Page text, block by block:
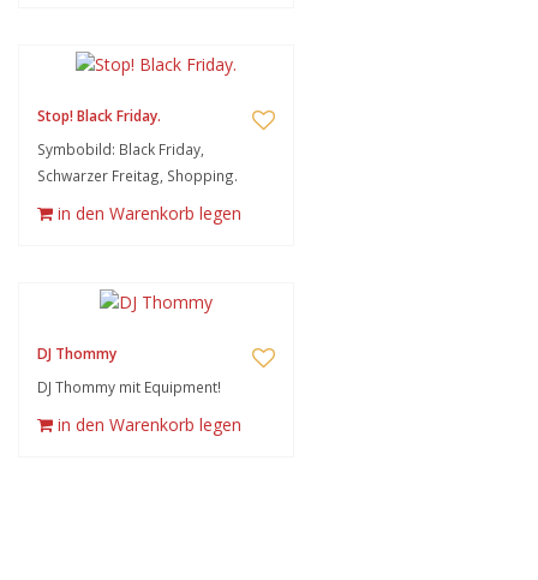
Stop! Black Friday.
Symbobild: Black Friday,
Schwarzer Freitag, Shopping.
in den Warenkorb legen
DJ Thommy
DJ Thommy mit Equipment!
in den Warenkorb legen